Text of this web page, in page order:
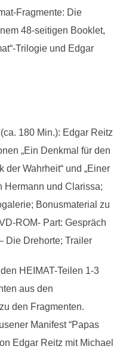
Fragmente: Die
48-seitigen Booklet,
Trilogie und Edgar
180 Min.): Edgar Reitz
„Ein Denkmal für den
der Wahrheit“ und „Einer
Hermann und Clarissa;
Bonusmaterial zu
ROM- Part: Gespräch
Die Drehorte; Trailer
HEIMAT-Teilen 1-3
aus den
den Fragmenten.
Manifest “Papas
Edgar Reitz mit Michael